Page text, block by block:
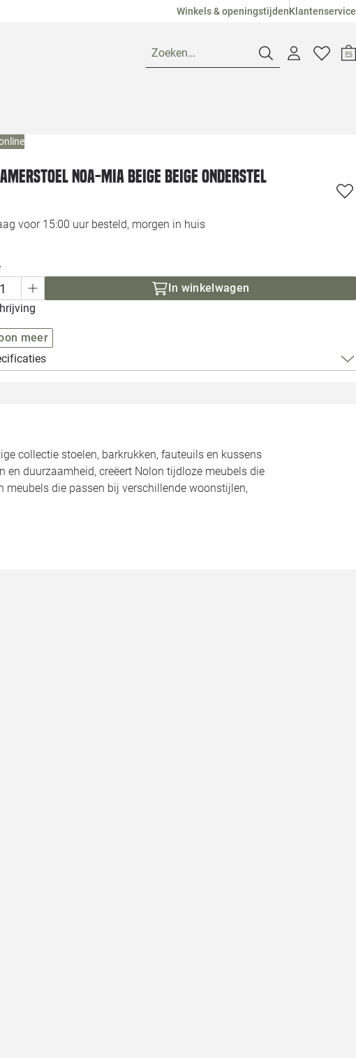
Winkels & openingstijdenKlantenservice
Zoeken…
Veelgestelde vragen Loods 5
Noa-Mia beige beige onderstel
voor 15:00 uur besteld, morgen in huis
In winkelwagen
meer
collectie stoelen, barkrukken, fauteuils en kussens
duurzaamheid, creëert Nolon tijdloze meubels die
die passen bij verschillende woonstijlen,